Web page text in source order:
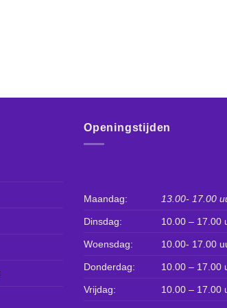
Openingstijden
Maandag: 13.00- 17.00
Dinsdag: 10.00 – 17.00
Woensdag: 10.00- 17.00
Donderdag: 10.00 – 17.00
Vrijdag: 10.00 – 17.00